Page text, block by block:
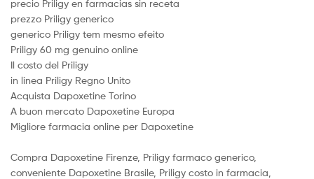
precio Priligy en farmacias sin receta
prezzo Priligy generico
generico Priligy tem mesmo efeito
Priligy 60 mg genuino online
Il costo del Priligy
in linea Priligy Regno Unito
Acquista Dapoxetine Torino
A buon mercato Dapoxetine Europa
Migliore farmacia online per Dapoxetine
Compra Dapoxetine Firenze, Priligy farmaco generico,
conveniente Dapoxetine Brasile, Priligy costo in farmacia,